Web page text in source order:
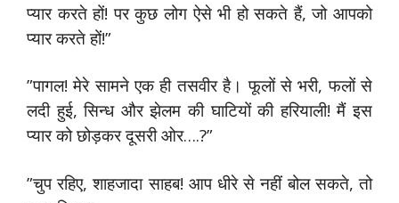
प्यार करते हों! पर कुछ लोग ऐसे भी हो सकते हैं, जो आपको
प्यार करते हों!”
”पागल! मेरे सामने एक ही तसवीर है। फूलों से भरी, फलों से
लदी हुई, सिन्ध और झेलम की घाटियों की हरियाली! मैं इस
प्यार को छोड़कर दूसरी ओर….?”
”चुप रहिए, शाहजादा साहब! आप धीरे से नहीं बोल सकते, तो